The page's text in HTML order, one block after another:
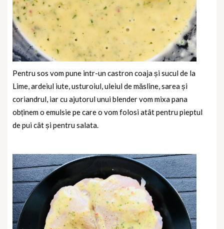
Pentru sos vom pune intr-un castron coaja și sucul de la
Lime, ardeiul iute, usturoiul, uleiul de măsline, sarea și
coriandrul, iar cu ajutorul unui blender vom mixa pana
obținem o emulsie pe care o vom folosi atât pentru pieptul
de pui cât și pentru salata.